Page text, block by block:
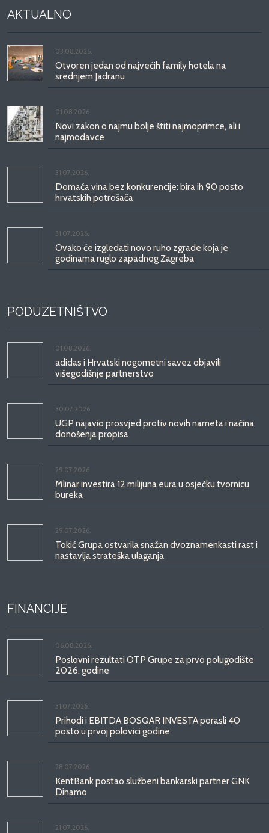
AKTUALNO
03.08.2026.
Otvoren jedan od najvećih family hotela na
srednjem Jadranu
01.08.2026.
Novi zakon o najmu bolje štiti najmoprimce, ali i
najmodavce
31.07.2026.
Domaća vina bez konkurencije: bira ih 90 posto
hrvatskih potrošača
31.07.2026.
Ovako će izgledati novo ruho zgrade koja je
godinama ruglo zapadnog Zagreba
PODUZETNIŠTVO
01.08.2026.
adidas i Hrvatski nogometni savez objavili
višegodišnje partnerstvo
30.07.2026.
UGP najavio prosvjed protiv novih nameta i načina
donošenja propisa
29.07.2026.
Mlinar investira 12 milijuna eura u osječku tvornicu
bureka
29.07.2026.
Tokić Grupa ostvarila snažan dvoznamenkasti rast i
nastavlja strateška ulaganja
FINANCIJE
06.08.2026.
Poslovni rezultati OTP Grupe za prvo polugodište
2026. godine
31.07.2026.
Prihodi i EBITDA BOSQAR INVESTA porasli 40
posto u prvoj polovici godine
28.07.2026.
KentBank postao službeni bankarski partner GNK
Dinamo
21.07.2026.